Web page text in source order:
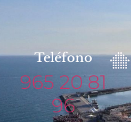
Teléfono
965 20 81
96